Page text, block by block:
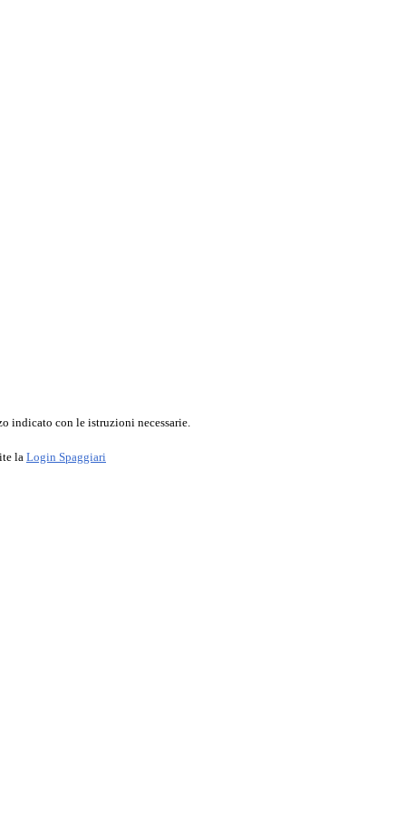
indicato con le istruzioni necessarie.
la Login Spaggiari